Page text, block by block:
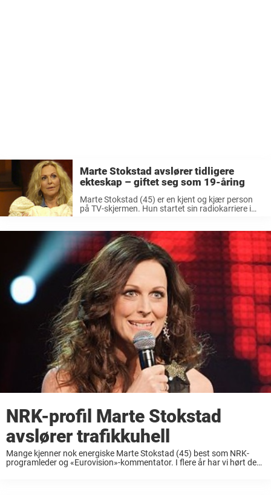
Marte Stokstad avslører tidligere
ekteskap – giftet seg som 19-åring
Marte Stokstad (45) er en kjent og kjær person
på TV-skjermen. Hun startet sin radiokarriere i
programleder for en lang rekke ...
NRK-profil Marte Stokstad
avslører trafikkuhell
Mange kjenner nok energiske Marte Stokstad (45) best som NRK-
programleder og «Eurovision»-kommentator. I flere år har vi hørt den